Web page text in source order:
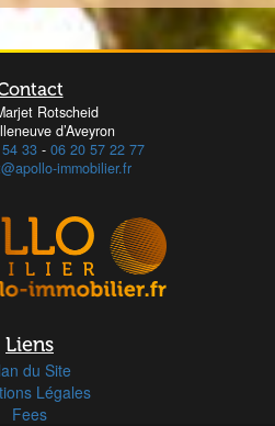
Rotscheid
d’Aveyron
33- 06 20 57 22 77
immobilier.fr
Liens
du Site
Légales
Fees